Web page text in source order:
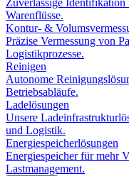
Zuverlässige Identifikation
Warenflüsse.
Kontur- &
Präzise Vermessung von
Logistikprozesse.
Reinigen
Autonome
Betriebsabläufe.
Ladelösungen
Unsere
und Logistik.
Energiespeicherlösungen
Energiespeicher für mehr
Lastmanagement.